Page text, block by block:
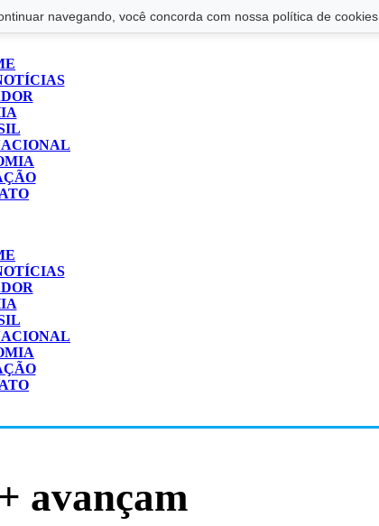
navegando, você concorda com nossa política de cookies.
avançam